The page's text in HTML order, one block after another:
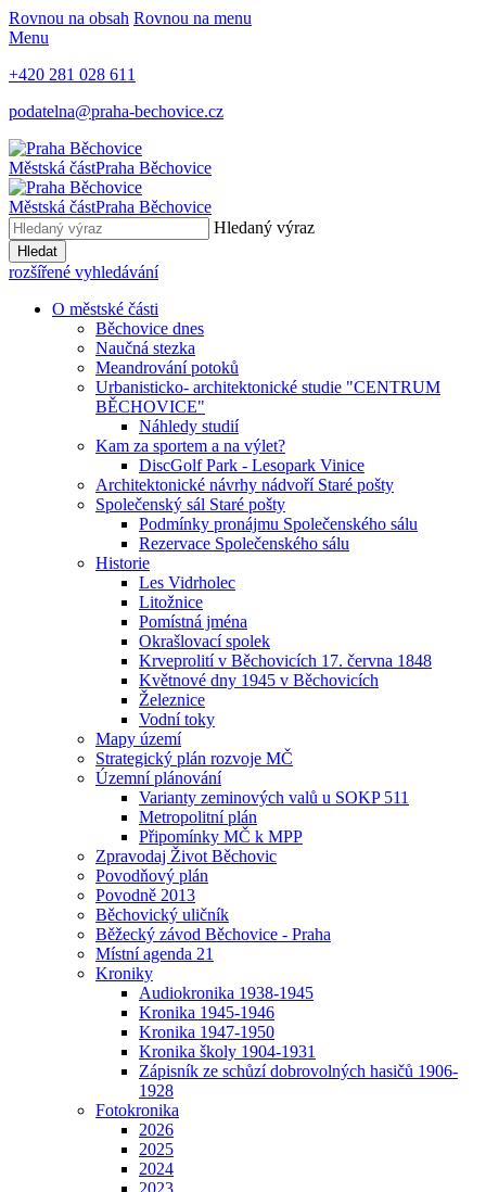
Rovnou na obsah Rovnou na menu
Menu
+420 281 028 611
podatelna@praha-bechovice.cz
Městská částPraha Běchovice
Městská částPraha Běchovice
Hledaný výraz
Hledat
rozšířené vyhledávání
O městské části
Běchovice dnes
Naučná stezka
Meandrování potoků
Urbanisticko- architektonické studie "CENTRUM
BĚCHOVICE"
Náhledy studií
Kam za sportem a na výlet?
DiscGolf Park - Lesopark Vinice
Architektonické návrhy nádvoří Staré pošty
Společenský sál Staré pošty
Podmínky pronájmu Společenského sálu
Rezervace Společenského sálu
Historie
Les Vidrholec
Litožnice
Pomístná jména
Okrašlovací spolek
Krveprolití v Běchovicích 17. června 1848
Květnové dny 1945 v Běchovicích
Železnice
Vodní toky
Mapy území
Strategický plán rozvoje MČ
Územní plánování
Varianty zeminových valů u SOKP 511
Metropolitní plán
Připomínky MČ k MPP
Zpravodaj Život Běchovic
Povodňový plán
Povodně 2013
Běchovický uličník
Běžecký závod Běchovice - Praha
Místní agenda 21
Kroniky
Audiokronika 1938-1945
Kronika 1945-1946
Kronika 1947-1950
Kronika školy 1904-1931
Zápisník ze schůzí dobrovolných hasičů 1906-
1928
Fotokronika
2026
2025
2024
2023